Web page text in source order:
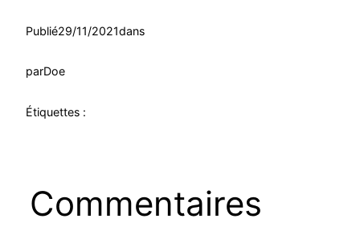
Publié29/11/2021dans
parDoe
Étiquettes :
Commentaires